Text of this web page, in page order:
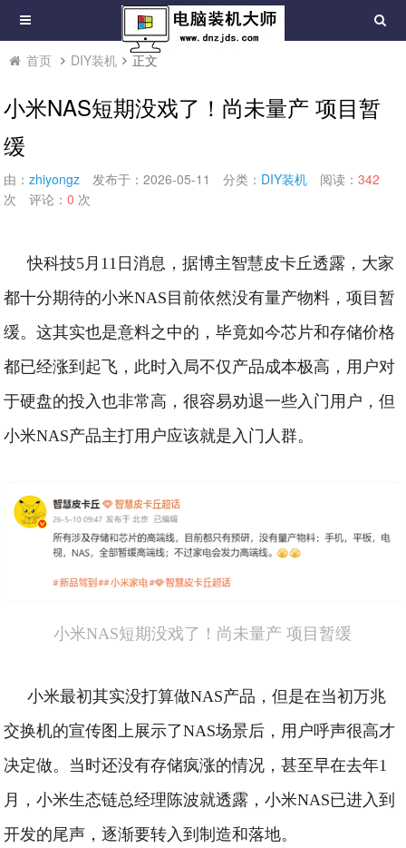
首页 DIY装机 正文
小米NAS短期没戏了！尚未量产 项目暂
缓
由：zhiyongz 发布于：2026-05-11 分类： DIY装机 阅读：342
次
评论：0 次
快科技5月11日消息，据博主智慧皮卡丘透露，大家
都十分期待的小米NAS目前依然没有量产物料，项目暂
缓。这其实也是意料之中的，毕竟如今芯片和存储价格
都已经涨到起飞，此时入局不仅产品成本极高，用户对
于硬盘的投入也非常高，很容易劝退一些入门用户，但
小米NAS产品主打用户应该就是入门人群。
小米NAS短期没戏了！尚未量产 项目暂缓
小米最初其实没打算做NAS产品，但是在当初万兆
交换机的宣传图上展示了NAS场景后，用户呼声很高才
决定做。 当时还没有存储疯涨的情况，甚至早在去年1
月，小米生态链总经理陈波就透露，小米NAS已进入到
开发的尾声，逐渐要转入到制造和落地。